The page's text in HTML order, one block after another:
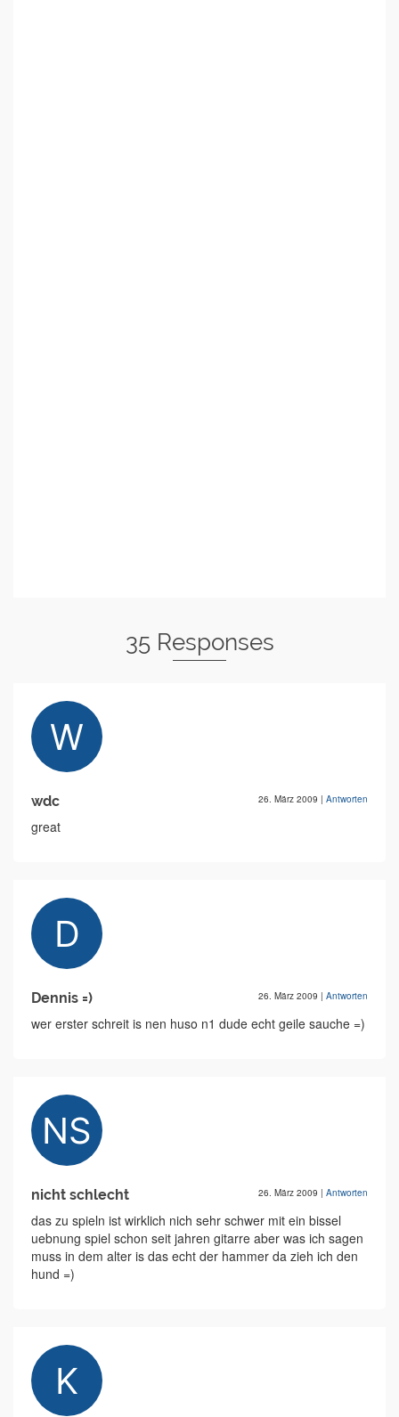
35 Responses
wdc 26. März 2009 | Antworten
great
Dennis =) 26. März 2009 | Antworten
wer erster schreit is nen huso n1 dude echt geile sauche =)
nicht schlecht 26. März 2009 | Antworten
das zu spieln ist wirklich nich sehr schwer mit ein bissel
uebnung spiel schon seit jahren gitarre aber was ich sagen
muss in dem alter is das echt der hammer da zieh ich den
hund =)